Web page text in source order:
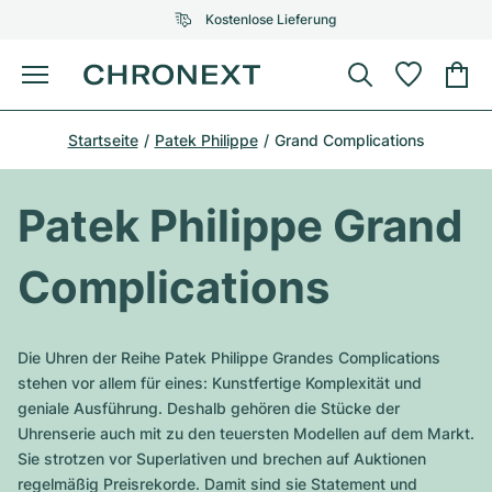
Kostenlose Lieferung
Menü
Uhr kaufen
AUSGEWÄHLTE MARKEN
Top-Modelle
Omega
Alle Omega Modelle
Top-Modelle
Patek Philippe
Alle Patek Philippe Modelle
Top-Modelle
Alle Audemars Piguet Modelle
Cartier
Breitling
Certified Pre-Owned
Uhr verkaufen
AUSGEWÄHLTE MARKEN
Tiffany
Louis Vuitton
Van Cleef & Arpels
Bvlgari
Neuzugänge
Service
Startseite Patek Philippe Grand Complications
Patek Philippe Grand
Complications
Die Uhren der Reihe Patek Philippe Grandes Complications
stehen vor allem für eines: Kunstfertige Komplexität und
geniale Ausführung. Deshalb gehören die Stücke der
Uhrenserie auch mit zu den teuersten Modellen auf dem Markt.
Sie strotzen vor Superlativen und brechen auf Auktionen
regelmäßig Preisrekorde. Damit sind sie Statement und